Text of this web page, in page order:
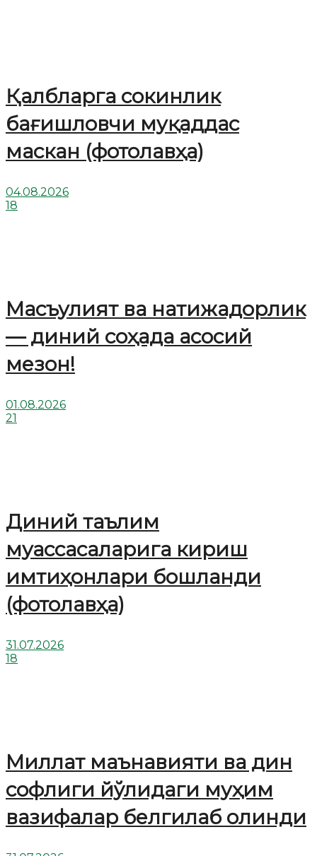
Қалбларга сокинлик
бағишловчи муқаддас
маскан (фотолавҳа)
04.08.2026
18
Масъулият ва натижадорлик
— диний соҳада асосий
мезон!
01.08.2026
21
Диний таълим
муассасаларига кириш
имтиҳонлари бошланди
(фотолавҳа)
31.07.2026
18
Миллат маънавияти ва дин
софлиги йўлидаги муҳим
вазифалар белгилаб олинди